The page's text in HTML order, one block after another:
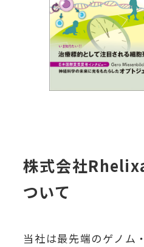
株式会社
ついて
当社は最先端のゲノム